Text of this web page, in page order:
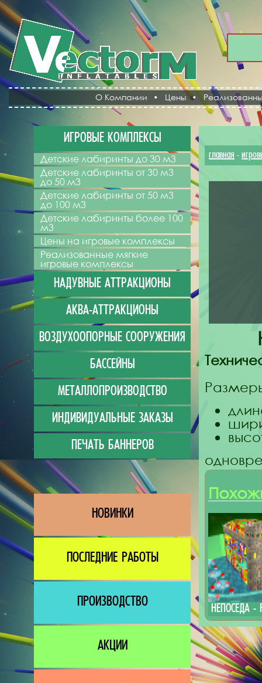
О Компании • Цены•
ИГРОВЫЕ КОМПЛЕКСЫ
Детские лабиринты до 30 м3
Детские лабиринты от 30 м3
до 50 м3
Детские лабиринты от 50 м3
до 100 м3
Детские лабиринты более 100
м3
Цены на игровые комплексы
Реализованные мягкие
игровые комплексы
НАДУВНЫЕ АТТРАКЦИОНЫ
АКВА-АТТРАКЦИОНЫ
ВОЗДУХООПОРНЫЕ СООРУЖЕНИЯ
БАССЕЙНЫ
МЕТАЛЛОПРОИЗВОДСТВО
ИНДИВИДУАЛЬНЫЕ ЗАКАЗЫ
ПЕЧАТЬ БАННЕРОВ
НОВИНКИ
ПОСЛЕДНИЕ РАБОТЫ
ПРОИЗВОДСТВО
АКЦИИ
главная -
НЕПОСЕДА -